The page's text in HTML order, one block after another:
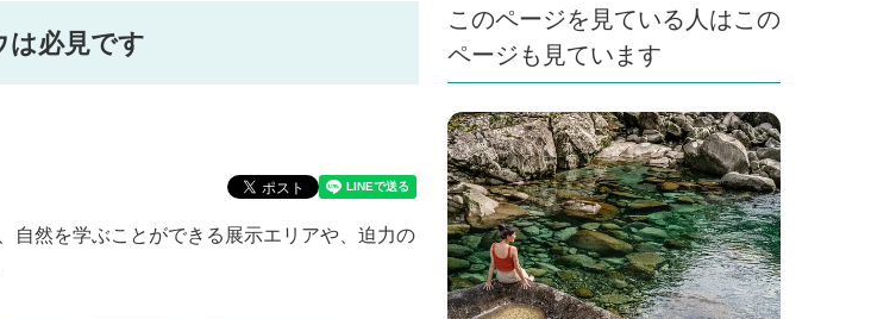
必見です
然を学ぶことができる展示エリアや、迫力の
このページを見ている人はこの
ページも見ています